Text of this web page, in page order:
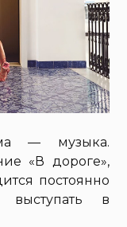
— музыка.
«В дороге»,
постоянно
выступать в